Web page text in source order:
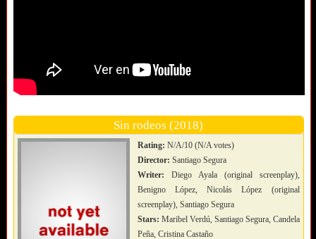
Sin rodeos (2018)
Rating: N/A/10 (N/A votes)
Director: Santiago Segura
Writer: Diego Ayala (original screenplay),
Benigno López, Nicolás López (original
screenplay), Santiago Segura
Stars: Maribel Verdú, Santiago Segura, Candela
Peña, Cristina Castaño